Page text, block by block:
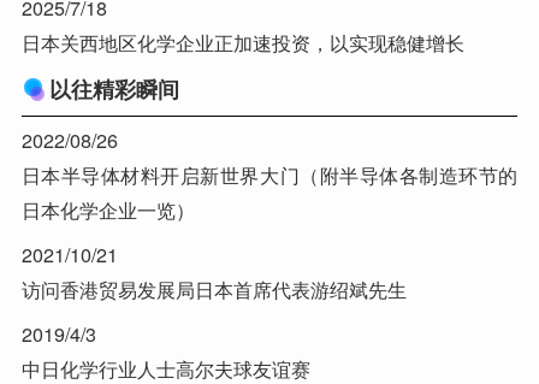
2025/7/18
日本关西地区化学企业正加速投资，以实现稳健增长
以往精彩瞬间
2022/08/26
日本半导体材料开启新世界大门（附半导体各制造环节的
日本化学企业一览）
2021/10/21
访问香港贸易发展局日本首席代表游绍斌先生
2019/4/3
中日化学行业人士高尔夫球友谊赛